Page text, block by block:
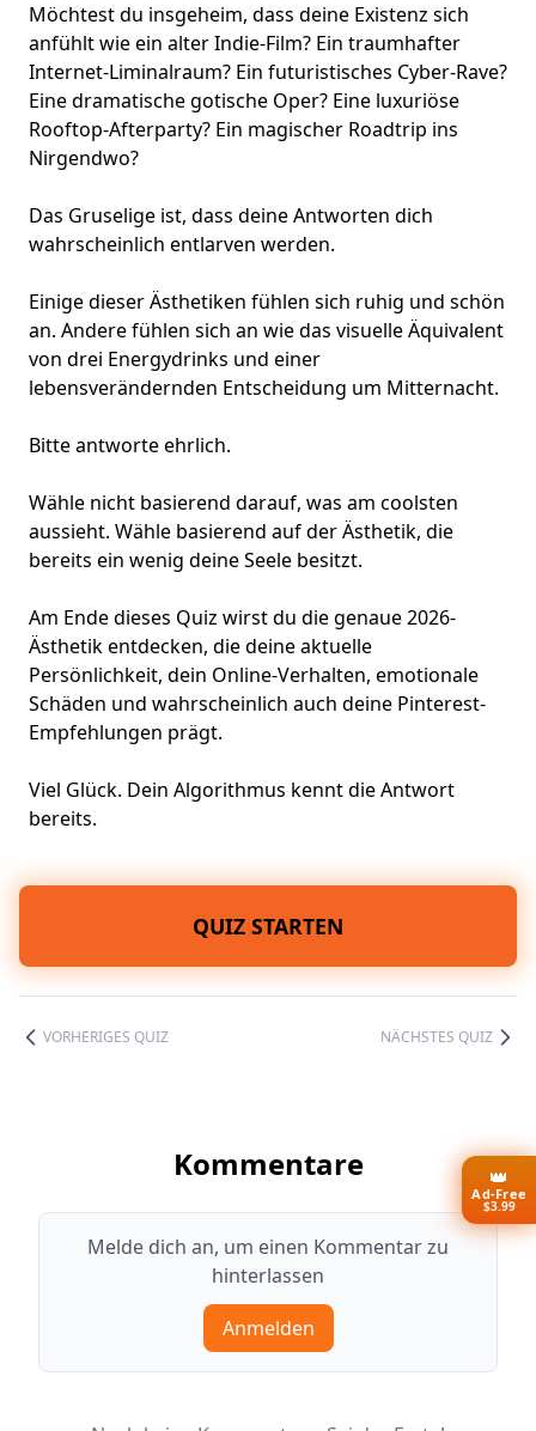
Möchtest du insgeheim, dass deine Existenz sich
anfühlt wie ein alter Indie-Film? Ein traumhafter
Internet-Liminalraum? Ein futuristisches Cyber-Rave?
Eine dramatische gotische Oper? Eine luxuriöse
Rooftop-Afterparty? Ein magischer Roadtrip ins
Nirgendwo?
Das Gruselige ist, dass deine Antworten dich
wahrscheinlich entlarven werden.
Einige dieser Ästhetiken fühlen sich ruhig und schön
an. Andere fühlen sich an wie das visuelle Äquivalent
von drei Energydrinks und einer
lebensverändernden Entscheidung um Mitternacht.
Bitte antworte ehrlich.
Wähle nicht basierend darauf, was am coolsten
aussieht. Wähle basierend auf der Ästhetik, die
bereits ein wenig deine Seele besitzt.
Am Ende dieses Quiz wirst du die genaue 2026-
Ästhetik entdecken, die deine aktuelle
Persönlichkeit, dein Online-Verhalten, emotionale
Schäden und wahrscheinlich auch deine Pinterest-
Empfehlungen prägt.
Viel Glück. Dein Algorithmus kennt die Antwort
bereits.
QUIZ STARTEN
VORHERIGES QUIZ NÄCHSTES QUIZ
Kommentare
Melde dich an, um einen Kommentar zu
hinterlassen
Anmelden
👑
Ad-Free
$3.99